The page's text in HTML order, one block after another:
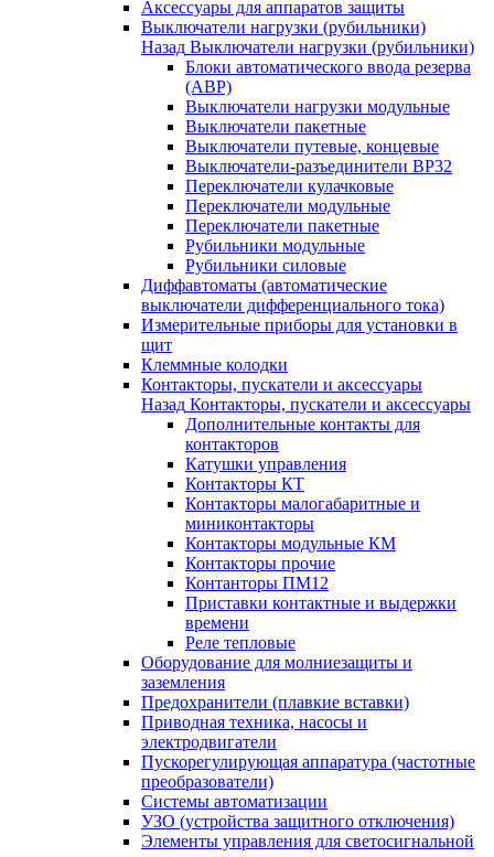
Аксессуары для аппаратов защиты
Выключатели нагрузки (рубильники)
Назад Выключатели нагрузки (рубильники)
Блоки автоматического ввода резерва
(АВР)
Выключатели нагрузки модульные
Выключатели пакетные
Выключатели путевые, концевые
Выключатели-разъединители ВР32
Переключатели кулачковые
Переключатели модульные
Переключатели пакетные
Рубильники модульные
Рубильники силовые
Диффавтоматы (автоматические
выключатели дифференциального тока)
Измерительные приборы для установки в
щит
Клеммные колодки
Контакторы, пускатели и аксессуары
Назад Контакторы, пускатели и аксессуары
Дополнительные контакты для
контакторов
Катушки управления
Контакторы КТ
Контакторы малогабаритные и
миниконтакторы
Контакторы модульные КМ
Контакторы прочие
Контанторы ПМ12
Приставки контактные и выдержки
времени
Реле тепловые
Оборудование для молниезащиты и
заземления
Предохранители (плавкие вставки)
Приводная техника, насосы и
электродвигатели
Пускорегулирующая аппаратура (частотные
преобразователи)
Системы автоматизации
УЗО (устройства защитного отключения)
Элементы управления для светосигнальной